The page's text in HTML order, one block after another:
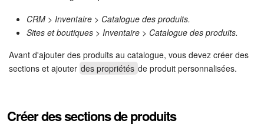
Messenger
Collabs
Groupes de travail
Bitrix24 Drive
CRM > Inventaire > Catalogue des produits.
Sites et boutiques > Inventaire > Catalogue des produits.
Avant d'ajouter des produits au catalogue, vous devez créer des
sections et ajouter des propriétés de produit personnalisées.
Créer des sections de produits